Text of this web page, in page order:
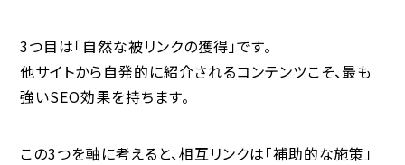
3つ目は「自然な被リンクの獲得」です。
他サイトから自発的に紹介されるコンテンツこそ、最も
強いSEO効果を持ちます。
この3つを軸に考えると、相互リンクは「補助的な施策」